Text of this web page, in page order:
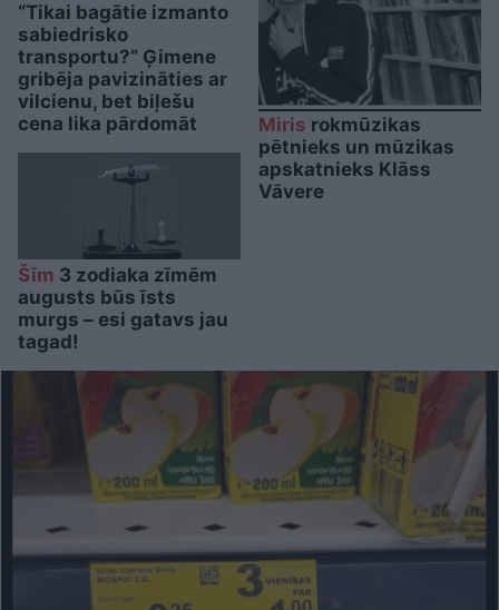
“Tikai bagātie izmanto
sabiedrisko
transportu?” Ģimene
gribēja pavizināties ar
vilcienu, bet biļešu
cena lika pārdomāt
Šīm 3 zodiaka zīmēm
augusts būs īsts
murgs – esi gatavs jau
tagad!
Miris rokmūzikas
pētnieks un mūzikas
apskatnieks Klāss
Vāvere